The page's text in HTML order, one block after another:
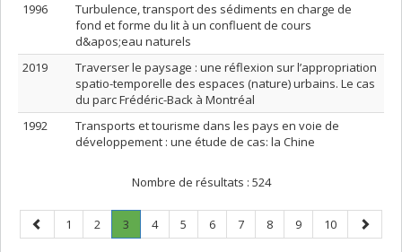
1996
Turbulence, transport des sédiments en charge de
fond et forme du lit à un confluent de cours
d&apos;eau naturels
2019
Traverser le paysage : une réflexion sur l’appropriation
spatio-temporelle des espaces (nature) urbains. Le cas
du parc Frédéric-Back à Montréal
1992
Transports et tourisme dans les pays en voie de
développement : une étude de cas: la Chine
Nombre de résultats : 524
Page
précédente
Page
1 Page
2 Page
3
Page
Page
4 Page
5 Page
6 Page
7 Page
8 Page
9 Page
10
Page